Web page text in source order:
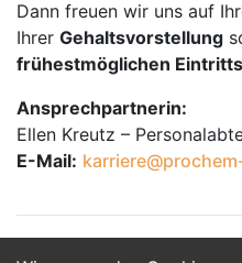
Dann freuen wir uns auf
Ihrer Gehaltsvorstellung
frühestmöglichen
Ansprechpartnerin:
Ellen Kreutz –
E-Mail: